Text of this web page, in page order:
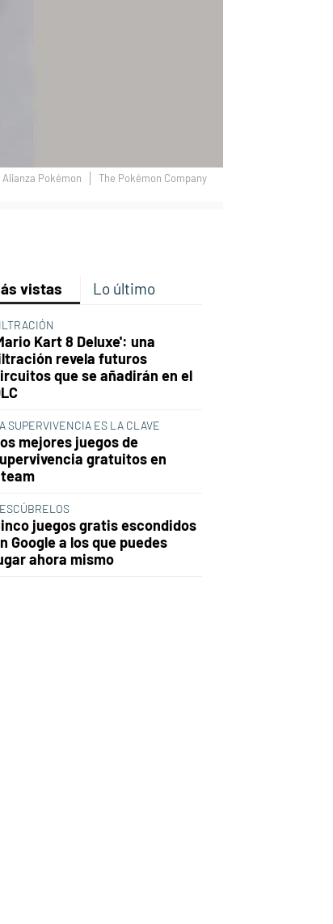
Alianza Pokémon The Pokémon Company
vistas Lo último
Kart 8 Deluxe': una
revela futuros
que se añadirán en el
SUPERVIVENCIA ES LA CLAVE
mejores juegos de
gratuitos en
juegos gratis escondidos
Google a los que puedes
ahora mismo